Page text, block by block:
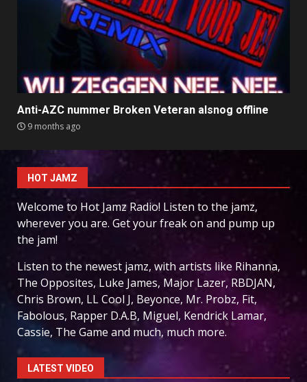
Anti-AZC nummer Broken Veteran alsnog offline
9 months ago
HOT JAMZ
Welcome to Hot Jamz Radio! Listen to the jamz,
wherever you are. Get your freak on and pump up
the jam!
Listen to the newest jamz, with artists like Rihanna,
The Opposites, Luke James, Major Lazer, RBDJAN,
Chris Brown, LL Cool J, Beyonce, Mr. Probz, Fit,
Fabolous, Rapper D.A.B, Miguel, Kendrick Lamar,
Cassie, The Game and much, much more.
LATEST VIDEO